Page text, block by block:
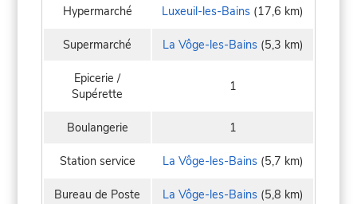
Hypermarché Luxeuil-les-Bains (17,6 km)
Supermarché La Vôge-les-Bains(5,3 km)
Epicerie /
Supérette
1
Boulangerie 1
Station service La Vôge-les-Bains(5,7 km)
Bureau de Poste La Vôge-les-Bains(5,8 km)